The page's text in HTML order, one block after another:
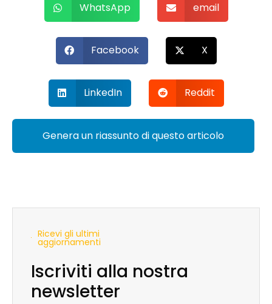
WhatsApp email
Facebook X
LinkedIn Reddit
Genera un riassunto di questo articolo
Ricevi gli ultimi
aggiornamenti
Iscriviti alla nostra
newsletter